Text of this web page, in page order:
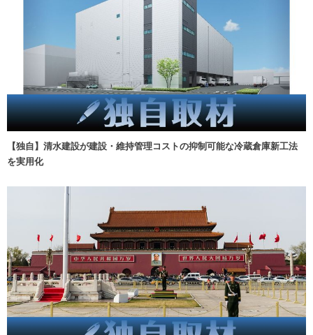
【独自】清水建設が建設・維持管理コストの抑制可能な冷蔵倉庫新工法
を実用化